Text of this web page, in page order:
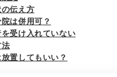
伝え方
は併用可？
受け入れていない
置してもいい？